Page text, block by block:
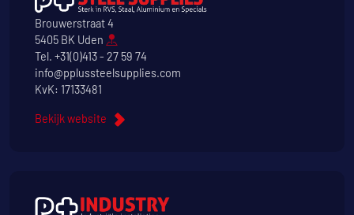
Brouwerstraat 4
5405 BK Uden
Tel. +31(0)413 - 27 59 74
info@pplussteelsupplies.com
KvK: 17133481
Bekijk website